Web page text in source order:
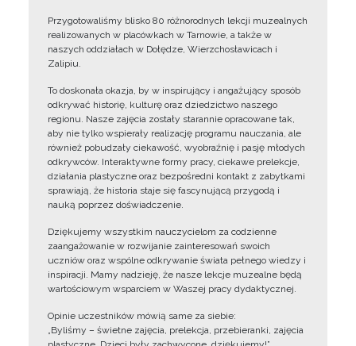
Przygotowaliśmy blisko 80 różnorodnych lekcji muzealnych
realizowanych w placówkach w Tarnowie, a także w
naszych oddziałach w Dołędze, Wierzchosławicach i
Zalipiu.
To doskonała okazja, by w inspirujący i angażujący sposób
odkrywać historię, kulturę oraz dziedzictwo naszego
regionu. Nasze zajęcia zostały starannie opracowane tak,
aby nie tylko wspierały realizację programu nauczania, ale
również pobudzały ciekawość, wyobraźnię i pasję młodych
odkrywców. Interaktywne formy pracy, ciekawe prelekcje,
działania plastyczne oraz bezpośredni kontakt z zabytkami
sprawiają, że historia staje się fascynującą przygodą i
nauką poprzez doświadczenie.
Dziękujemy wszystkim nauczycielom za codzienne
zaangażowanie w rozwijanie zainteresowań swoich
uczniów oraz wspólne odkrywanie świata pełnego wiedzy i
inspiracji. Mamy nadzieję, że nasze lekcje muzealne będą
wartościowym wsparciem w Waszej pracy dydaktycznej.
Opinie uczestników mówią same za siebie:
„Byliśmy – świetne zajęcia, prelekcja, przebieranki, zajęcia